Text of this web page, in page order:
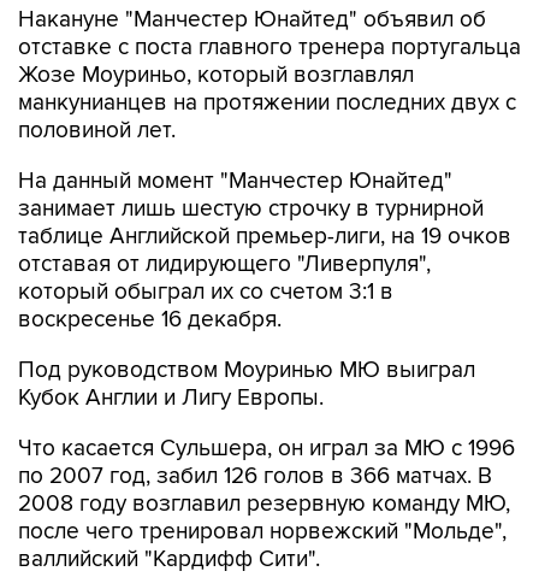
Накануне "Манчестер Юнайтед" объявил об
отставке с поста главного тренера португальца
Жозе Моуриньо, который возглавлял
манкунианцев на протяжении последних двух с
половиной лет.
На данный момент "Манчестер Юнайтед"
занимает лишь шестую строчку в турнирной
таблице Английской премьер-лиги, на 19 очков
отставая от лидирующего "Ливерпуля",
который обыграл их со счетом 3:1 в
воскресенье 16 декабря.
Под руководством Моуринью МЮ выиграл
Кубок Англии и Лигу Европы.
Что касается Сульшера, он играл за МЮ с 1996
по 2007 год, забил 126 голов в 366 матчах. В
2008 году возглавил резервную команду МЮ,
после чего тренировал норвежский "Мольде",
валлийский "Кардифф Сити".